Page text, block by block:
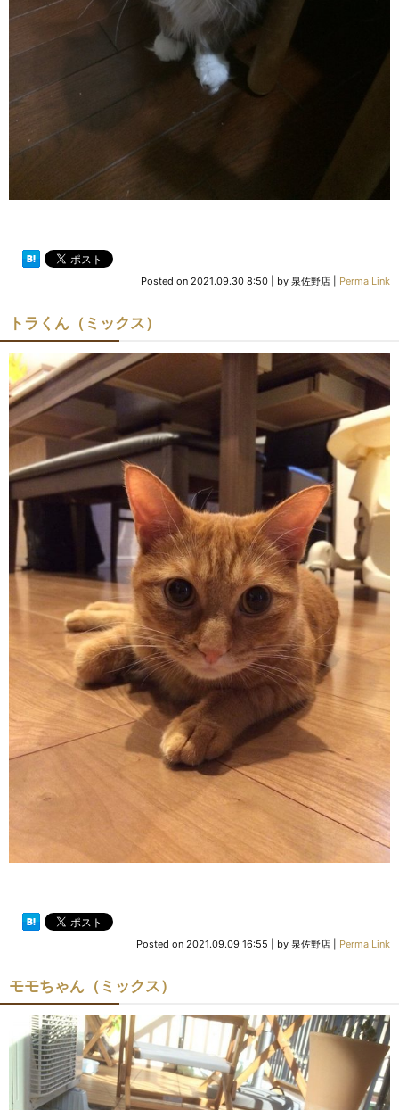
Posted on 2021.09.30 8:50 by 泉佐野店 Perma Link
トラくん（ミックス）
Posted on 2021.09.09 16:55 by 泉佐野店 Perma Link
モモちゃん（ミックス）